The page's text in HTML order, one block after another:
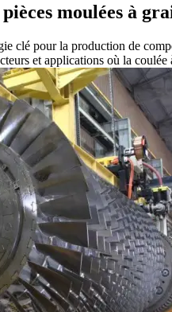
moulées à
clé pour la production de
et applications où la coulée